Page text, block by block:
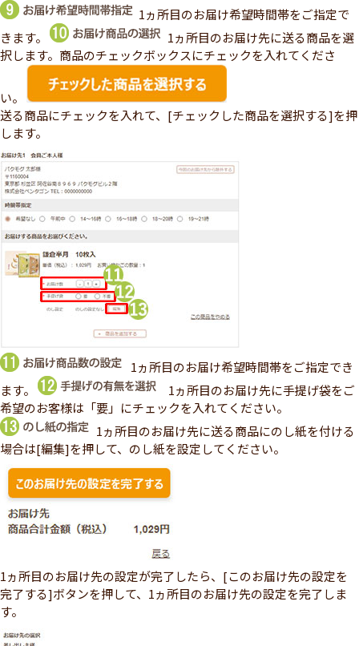
1ヵ所目のお届け希望時間帯をご指定で
きます。
1ヵ所目のお届け先に送る商品を選
択します。商品のチェックボックスにチェックを入れてくださ
い。
送る商品にチェックを入れて、[チェックした商品を選択する]を押
します。
1ヵ所目のお届け希望時間帯をご指定でき
ます。
1ヵ所目のお届け先に手提げ袋をご
希望のお客様は「要」にチェックを入れてください。
1ヵ所目のお届け先に送る商品にのし紙を付ける
場合は[編集]を押して、のし紙を設定してください。
1ヵ所目のお届け先の設定が完了したら、[このお届け先の設定を
完了する]ボタンを押して、1ヵ所目のお届け先の設定を完了しま
す。